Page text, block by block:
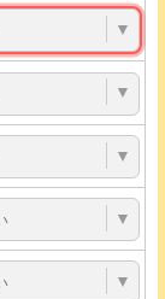
▼
▼
▼
▼
▼